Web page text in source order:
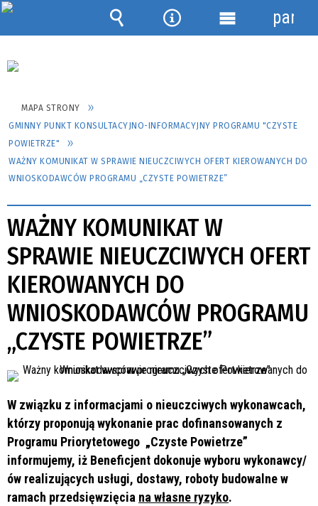
MAPA STRONY
GMINNY PUNKT KONSULTACYJNO-INFORMACYJNY PROGRAMU "CZYSTE
POWIETRZE"
WAŻNY KOMUNIKAT W SPRAWIE NIEUCZCIWYCH OFERT KIEROWANYCH DO
WNIOSKODAWCÓW PROGRAMU „CZYSTE POWIETRZE”
WAŻNY KOMUNIKAT W
SPRAWIE NIEUCZCIWYCH OFERT
KIEROWANYCH DO
WNIOSKODAWCÓW PROGRAMU
„CZYSTE POWIETRZE”
W związku z informacjami o nieuczciwych wykonawcach,
którzy proponują wykonanie prac dofinansowanych z
Programu Priorytetowego „Czyste Powietrze”
informujemy, iż Beneficjent dokonuje wyboru wykonawcy/
ów realizujących usługi, dostawy, roboty budowalne w
ramach przedsięwzięcia na własne ryzyko.
Wyszukiwarka
NarzędziaMenu
panel